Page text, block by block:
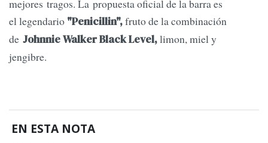
mejores tragos. La propuesta oficial de la barra es
ellegendario "Penicillin",fruto de la combinación
de Johnnie Walker Black Level,limon, miel y
jengibre.
EN ESTA NOTA